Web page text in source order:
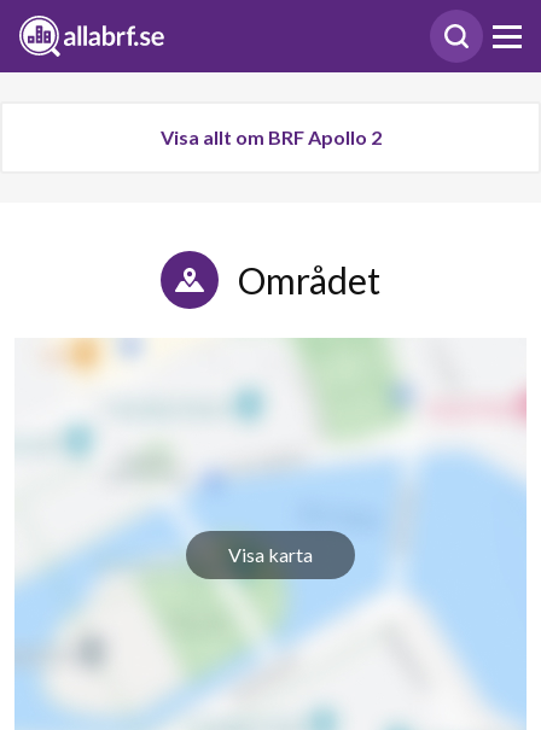
Visa allt om BRF Apollo 2
Området
Visa karta